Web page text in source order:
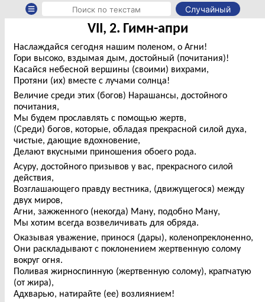
Случайный
VII, 2. Гимн-апри
Наслаждайся сегодня нашим поленом, о Агни!
Гори высоко, вздымая дым, достойный (почитания)!
Касайся небесной вершины (своими) вихрами,
Протяни (их) вместе с лучами солнца!
Величие среди этих (богов) Нарашансы, достойного
почитания,
Мы будем прославлять с помощью жертв,
(Среди) богов, которые, обладая прекрасной силой духа,
чистые, дающие вдохновение,
Делают вкусными приношения обоего рода.
Асуру, достойного призывов у вас, прекрасного силой
действия,
Возглашающего правду вестника, (движущегося) между
двух миров,
Агни, зажженного (некогда) Ману, подобно Ману,
Мы хотим всегда возвеличивать для обряда.
Оказывая уважение, принося (дары), коленопреклоненно,
Они раскладывают с поклонением жертвенную солому
вокруг огня.
Поливая жирноспинную (жертвенную солому), крапчатую
(от жира),
Адхварью, натирайте (ее) возлиянием!